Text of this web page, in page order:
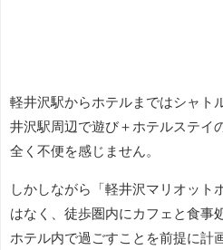
軽井沢駅からホテルまではシャト
井沢駅周辺で遊び＋ホテルステイ
全く不便を感じません。
しかしながら「軽井沢マリオット
はなく、徒歩圏内にカフェと食事
ホテル内で過ごすことを前提に計